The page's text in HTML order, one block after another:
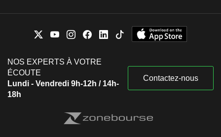
NOS EXPERTS À VOTRE
ÉCOUTE
Lundi - Vendredi 9h-12h / 14h-
18h
Contactez-nous